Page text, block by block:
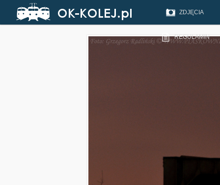
ZDJĘCIA
REGULAMIN